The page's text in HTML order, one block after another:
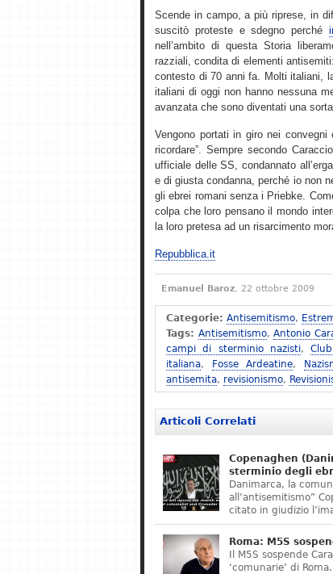
Scende in campo, a più riprese, in
suscitò proteste e sdegno perché
nell’ambito di questa Storia
razziali, condita di elementi
contesto di 70 anni fa. Molti italiani,
italiani di oggi non hanno nessuna
avanzata che sono diventati una
Vengono portati in giro nei
ricordare”. Sempre secondo
ufficiale delle SS, condannato
e di giusta condanna, perché io non
gli ebrei romani senza i Priebke.
colpa che loro pensano il mondo
la loro pretesa ad un risarcimento
Repubblica.it
Emanuel Baroz, 22 ottobre 2009
Categorie: Antisemitismo,
Tags: Antisemitismo,Antonio
campi di sterminio nazisti,
italiana, Fosse Ardeatine,
antisemita, revisionismo,
Articoli Correlati
Copenaghen
sterminio degli
Danimarca, la
all’antisemitismo”
citato in giudizio
Roma: M5S
Il M5S sospende
‘comunarie’ di